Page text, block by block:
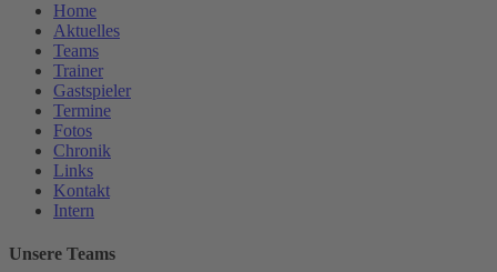
Home
Aktuelles
Teams
Trainer
Gastspieler
Termine
Fotos
Chronik
Links
Kontakt
Intern
Unsere Teams